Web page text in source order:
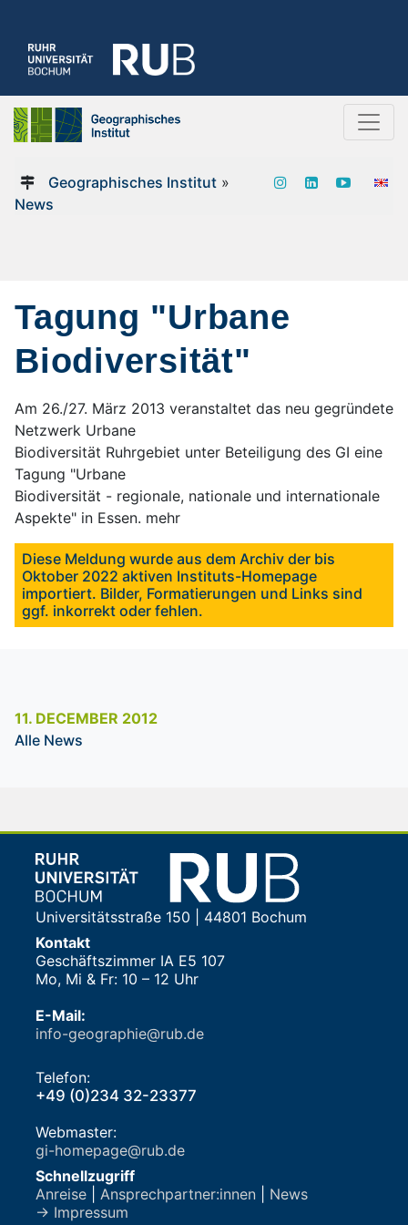
Geographisches Institut»
News
Tagung "Urbane
Biodiversität"
Am 26./27. März 2013 veranstaltet das neu gegründete
Netzwerk Urbane
Biodiversität Ruhrgebiet unter Beteiligung des GI eine
Tagung "Urbane
Biodiversität - regionale, nationale und internationale
Aspekte" in Essen. mehr
Diese Meldung wurde aus dem Archiv der bis
Oktober 2022 aktiven Instituts-Homepage
importiert. Bilder, Formatierungen und Links sind
ggf. inkorrekt oder fehlen.
11. DECEMBER 2012
Alle News
Universitätsstraße 150 | 44801 Bochum
Kontakt
Geschäftszimmer IA E5 107
Mo, Mi & Fr: 10 – 12 Uhr
E-Mail:
info-geographie@rub.de
Telefon:
+49 (0)234 32-23377
Webmaster:
gi-homepage@rub.de
Schnellzugriff
Anreise
Ansprechpartner:innen
News
→ Impressum